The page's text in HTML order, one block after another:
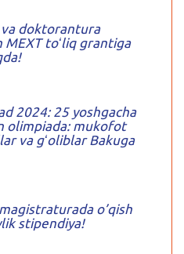
va doktorantura
MEXT toʻliq grantiga
2024: 25 yoshgacha
olimpiada: mukofot
va gʻoliblar Bakuga
o’qish
stipendiya!